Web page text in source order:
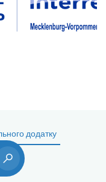
додатку